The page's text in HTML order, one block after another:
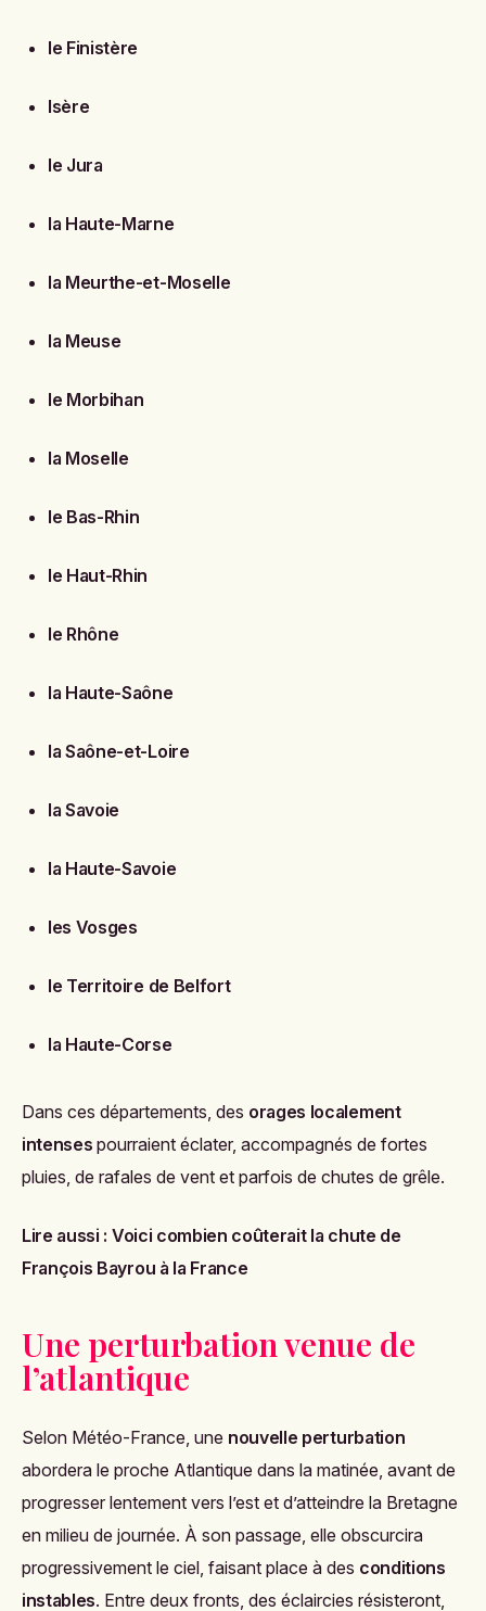
le Finistère
Isère
le Jura
la Haute-Marne
la Meurthe-et-Moselle
la Meuse
le Morbihan
la Moselle
le Bas-Rhin
le Haut-Rhin
le Rhône
la Haute-Saône
la Saône-et-Loire
la Savoie
la Haute-Savoie
les Vosges
le Territoire de Belfort
la Haute-Corse
Dans ces départements, des orages localement
intenses pourraient éclater, accompagnés de fortes
pluies, de rafales de vent et parfois de chutes de grêle.
Lire aussi : Voici combien coûterait la chute de
François Bayrou à la France
Une perturbation venue de
l’atlantique
Selon Météo-France, une nouvelle perturbation
abordera le proche Atlantique dans la matinée, avant de
progresser lentement vers l’est et d’atteindre la Bretagne
en milieu de journée. À son passage, elle obscurcira
progressivement le ciel, faisant place à des conditions
instables. Entre deux fronts, des éclaircies résisteront,